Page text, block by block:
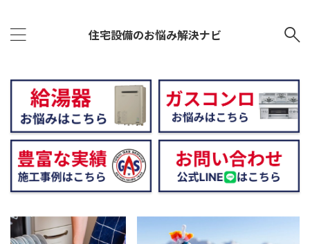
住宅設備のお悩み解決ナビ